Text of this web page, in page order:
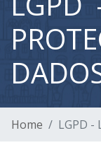
Home LGPD -